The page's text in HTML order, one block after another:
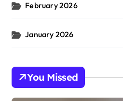
February 2026
January 2026
You Missed